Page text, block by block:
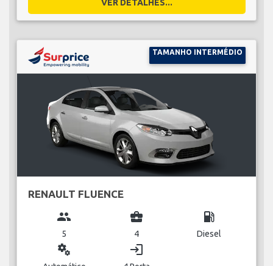
VER DETALHES...
TAMANHO INTERMÉDIO
RENAULT FLUENCE
group
5
business_center
4
local_gas_station
Diesel
miscellaneous_services login